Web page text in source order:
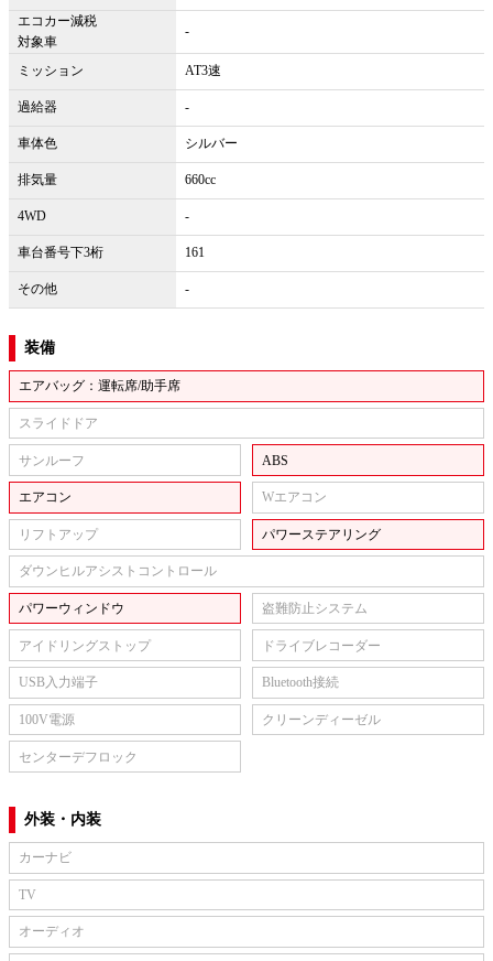
エコカー減税
対象車
-
ミッション AT3速
過給器 -
車体色 シルバー
排気量 660cc
4WD -
車台番号下3桁 161
その他 -
装備
エアバッグ：運転席/助手席
スライドドア
サンルーフ ABS
エアコン Wエアコン
リフトアップ パワーステアリング
ダウンヒルアシストコントロール
パワーウィンドウ 盗難防止システム
アイドリングストップ ドライブレコーダー
USB入力端子 Bluetooth接続
100V電源 クリーンディーゼル
センターデフロック
外装・内装
カーナビ
TV
オーディオ